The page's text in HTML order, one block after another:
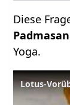
Diese
Yoga.
Lotus-